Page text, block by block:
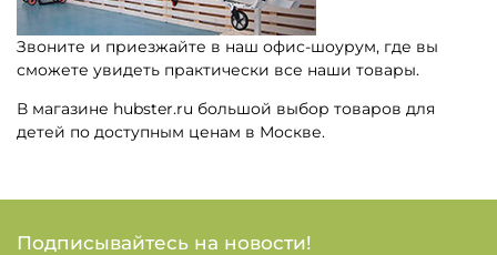
Звоните и приезжайте в наш офис-шоурум, где вы
сможете увидеть практически все наши товары.
В магазине hubster.ru большой выбор товаров для
детей по доступным ценам в Москве.
Подписывайтесь на новости!